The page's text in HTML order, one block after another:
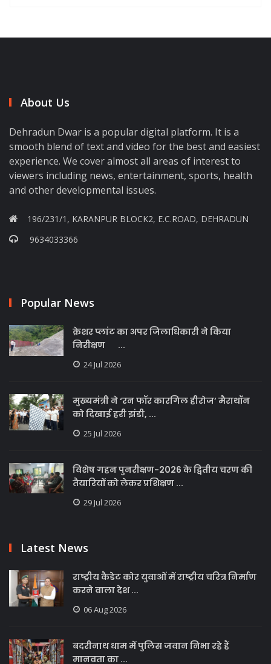
About Us
Dehradun Dwar is a popular digital platform. It is a
smooth blend of text and video for the best and easiest
experience. We cover almost all areas of interest to
viewers including news, entertainment, sports, health
and other developmental issues.
196/231/1, KARANPUR BLOCK2, E.C.ROAD, DEHRADUN
9634033366
Popular News
क्रेशर प्लांट का अपर जिलाधिकारी ने किया
निरीक्षण ...
24 Jul 2026
मुख्यमंत्री ने ‘रन फॉर कारगिल हीरोज’ मैराथॉन
को दिखाई हरी झंडी, ...
25 Jul 2026
विशेष गहन पुनरीक्षण-2026 के द्वितीय चरण की
तैयारियों को लेकर प्रशिक्षण ...
29 Jul 2026
Latest News
राष्ट्रीय कैडेट कोर युवाओं में राष्ट्रीय चरित्र निर्माण
करने वाला देश ...
06 Aug 2026
बदरीनाथ धाम में पुलिस जवान निभा रहे हैं
मानवता का ...